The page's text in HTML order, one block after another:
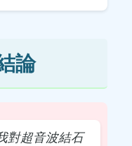
論
對超音波結石